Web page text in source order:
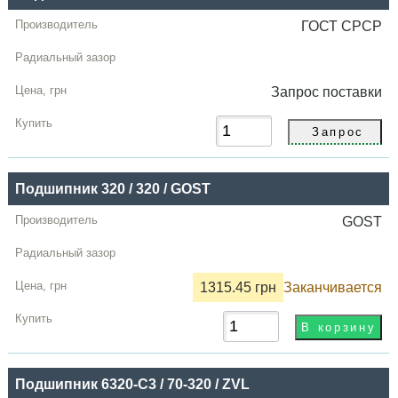
ГОСТ СРСР
Запрос поставки
Подшипник 320 / 320 / GOST
GOST
1315.45 грн Заканчивается
Подшипник 6320-C3 / 70-320 / ZVL